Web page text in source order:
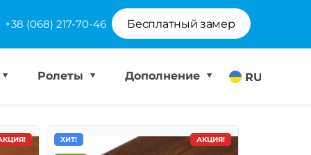
+38 (068) 217-70-46 Бесплатный замер
RU
Ролеты Дополнение
АКЦИЯ!
ХИТ!